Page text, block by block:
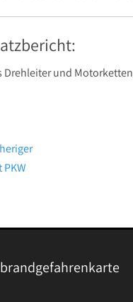
Drehleiter und
PKW